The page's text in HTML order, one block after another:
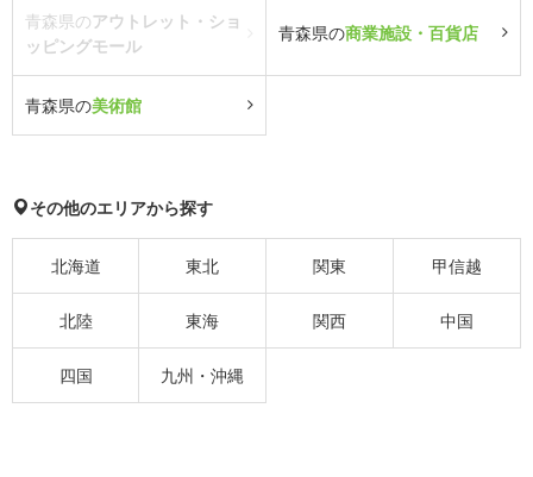
青森県のアウトレット・ショ
ッピングモール
青森県の商業施設・百貨店
青森県の美術館
その他のエリアから探す
北海道 東北 関東 甲信越
北陸 東海 関西 中国
四国 九州・沖縄